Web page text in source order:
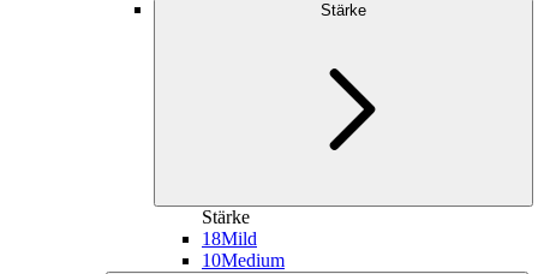
Stärke
Stärke
18Mild
10Medium